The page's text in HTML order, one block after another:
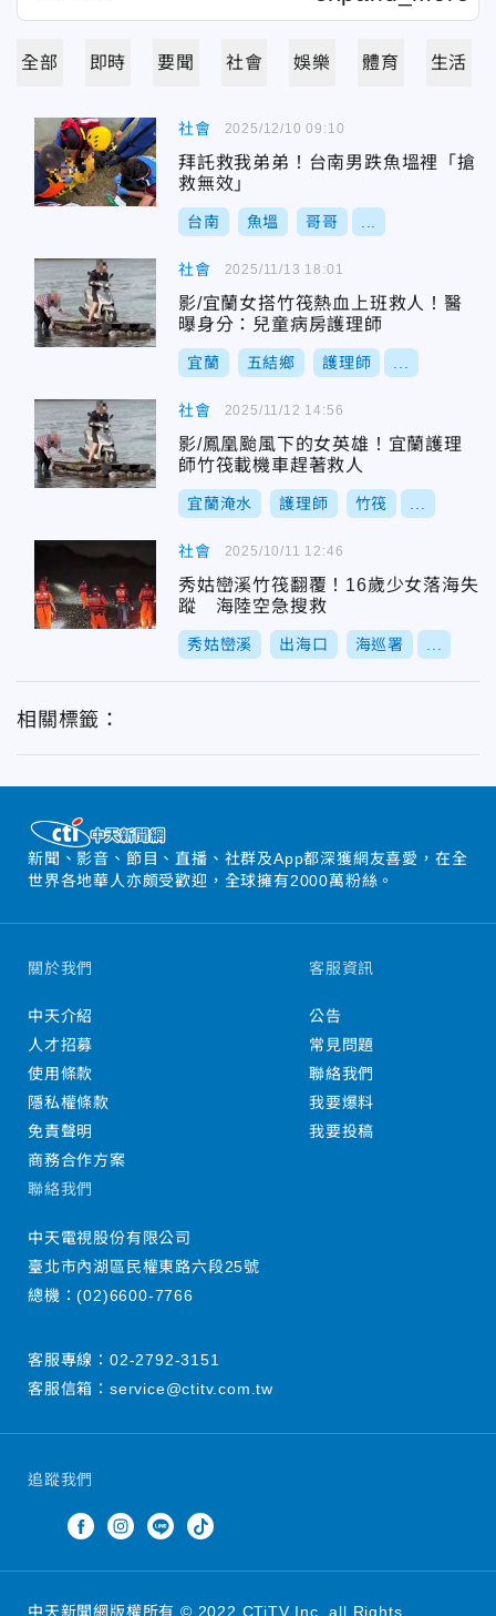
全部 即時 要聞 社會 娛樂 體育 生活
社會
拜託救我弟弟！台南男跌魚塭裡「搶
救無效」
台南 魚塭 哥哥
2025/12/10 09:10
社會
影/宜蘭女搭竹筏熱血上班救人！醫
曝身分：兒童病房護理師
宜蘭 五結鄉 護理師
2025/11/13 18:01
社會
影/鳳凰颱風下的女英雄！宜蘭護理
師竹筏載機車趕著救人
宜蘭淹水 護理師 竹筏
2025/11/12 14:56
社會
秀姑巒溪竹筏翻覆！16歲少女落海失
蹤 海陸空急搜救
秀姑巒溪 出海口 海巡署
2025/10/11 12:46
相關標籤：
新聞、影音、節目、直播、社群及App都深獲網友喜愛，在全
世界各地華人亦頗受歡迎，全球擁有2000萬粉絲。
追蹤我們
關於我們
中天介紹
人才招募
使用條款
隱私權條款
免責聲明
商務合作方案
客服資訊
公告
常見問題
聯絡我們
我要爆料
我要投稿
聯絡我們
中天電視股份有限公司
臺北市內湖區民權東路六段25號
總機：(02)6600-7766
客服專線： 02-2792-3151
客服信箱： service@ctitv.com.tw
中天新聞網版權所有 © 2022 CTiTV Inc. all Rights